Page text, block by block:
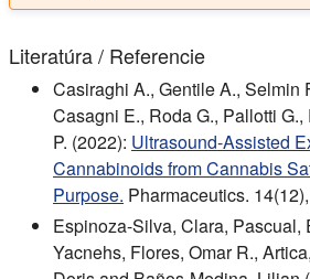
Literatúra / Referencie
Casiraghi A., Gentile A., Selmin
Casagni E., Roda G., Pallotti
P. (2022): Ultrasound-Assisted
Cannabinoids from Cannabis
Purpose. Pharmaceutics.
Espinoza-Silva, Clara, Pascual,
Yacnehs, Flores, Omar R.,